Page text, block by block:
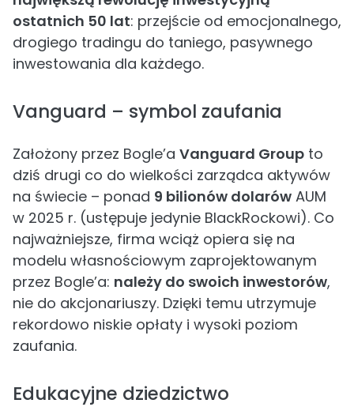
ostatnich 50 lat: przejście od emocjonalnego,
drogiego tradingu do taniego, pasywnego
inwestowania dla każdego.
Vanguard – symbol zaufania
Założony przez Bogle’a Vanguard Group to
dziś drugi co do wielkości zarządca aktywów
na świecie – ponad 9 bilionów dolarów AUM
w 2025 r. (ustępuje jedynie BlackRockowi). Co
najważniejsze, firma wciąż opiera się na
modelu własnościowym zaprojektowanym
przez Bogle’a: należy do swoich inwestorów,
nie do akcjonariuszy. Dzięki temu utrzymuje
rekordowo niskie opłaty i wysoki poziom
zaufania.
Edukacyjne dziedzictwo